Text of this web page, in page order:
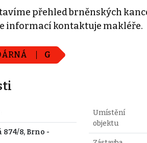
přehled brněnských
informací kontaktuje makléře.
G
8, Brno -
Umístění
objektu